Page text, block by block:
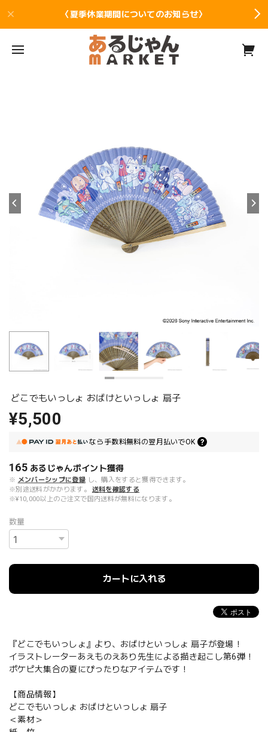
〈夏季休業期間についてのお知らせ〉
どこでもいっしょ おばけといっしょ 扇子
¥5,500
なら 手数料無料の翌月払いでOK
165 あるじゃんポイント獲得
※ メンバーシップに登録 し、購入をすると獲得できます。
※別途送料がかかります。
送料を確認する
※¥10,000以上のご注文で国内送料が無料になります。
数量
カートに入れる
『どこでもいっしょ』より、おばけといっしょ 扇子が登場！
イラストレーターあえものえあり先生による描き起こし第6弾！
ポケピ大集合の夏にぴったりなアイテムです！
【商品情報】
どこでもいっしょ おばけといっしょ 扇子
＜素材＞